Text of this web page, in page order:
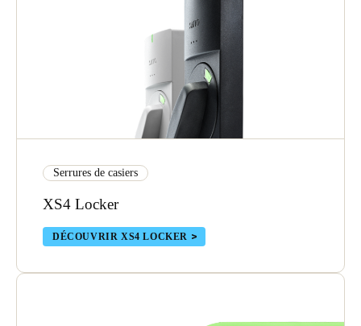
Serrures de casiers
XS4 Locker
DÉCOUVRIR XS4 LOCKER